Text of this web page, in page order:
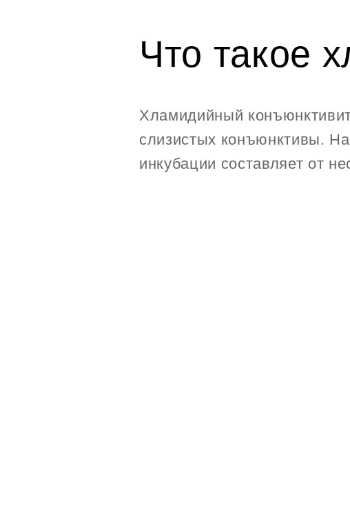
Что такое
Хламидийный
слизистых конъюнктивы.
инкубации составляет от